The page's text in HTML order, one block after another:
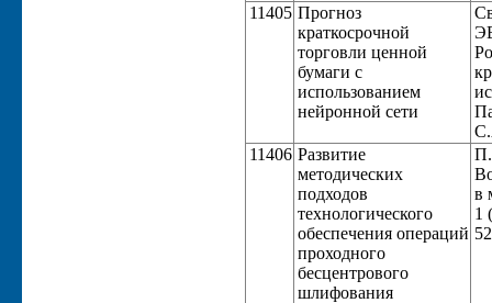
11405 Прогноз
краткосрочной
торговли ценной
бумаги с
использованием
нейронной сети
11406 Развитие
методических
подходов
технологического
обеспечения операций
проходного
бесцентрового
шлифования
в
1